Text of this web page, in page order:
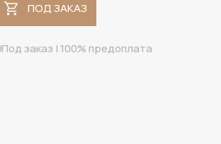
ПОД ЗАКАЗ
Под заказ | 100% предоплата